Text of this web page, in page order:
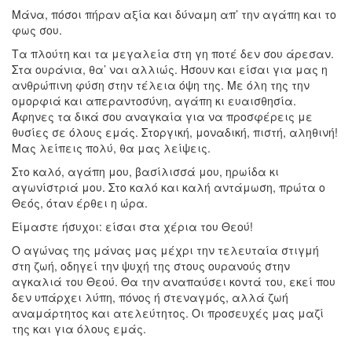
Μάνα, πόσοι πήραν αξία και δύναμη απ’ την αγάπη και το
φως σου.
Τα πλούτη και τα μεγαλεία στη γη ποτέ δεν σου άρεσαν.
Στα ουράνια, θα’ ναι αλλιώς. Ήσουν και είσαι για μας η
ανθρώπινη φύση στην τέλεια όψη της. Με όλη της την
ομορφιά και απεραντοσύνη, αγάπη κι ευαισθησία.
Άφηνες τα δικά σου αναγκαία για να προσφέρεις με
θυσίες σε όλους εμάς. Στοργική, μοναδική, πιστή, αληθινή!
Μας λείπεις πολύ, θα μας λείψεις.
Στο καλό, αγάπη μου, βασίλισσά μου, ηρωίδα κι
αγωνίστριά μου. Στο καλό και καλή αντάμωση, πρώτα ο
Θεός, όταν έρθει η ώρα.
Είμαστε ήσυχοι: είσαι στα χέρια του Θεού!
Ο αγώνας της μάνας μας μέχρι την τελευταία στιγμή
στη ζωή, οδηγεί την ψυχή της στους ουρανούς στην
αγκαλιά του Θεού. Θα την αναπαύσει κοντά του, εκεί που
δεν υπάρχει λύπη, πόνος ή στεναγμός, αλλά ζωή
αναμάρτητος και ατελεύτητος. Οι προσευχές μας μαζί
της και για όλους εμάς.